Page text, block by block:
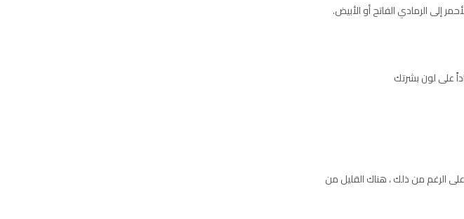
إلى الرمادي الفاتح أو الأبيض.
على لون بشرتك
على الرغم من ذلك ، هناك القليل من